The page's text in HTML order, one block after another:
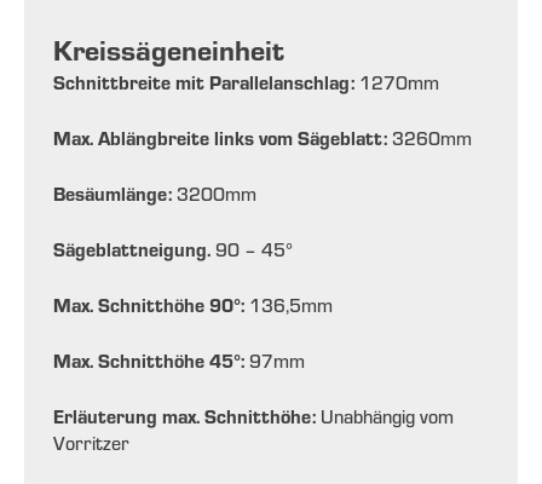
Kreissägeneinheit
Schnittbreite mit Parallelanschlag: 1270mm
Max. Ablängbreite links vom Sägeblatt: 3260mm
Besäumlänge: 3200mm
Sägeblattneigung. 90 – 45°
Max. Schnitthöhe 90°: 136,5mm
Max. Schnitthöhe 45°: 97mm
Erläuterung max. Schnitthöhe: Unabhängig vom
Vorritzer